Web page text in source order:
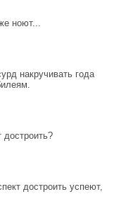
ноют...
накручивать года
достроить?
достроить успеют,